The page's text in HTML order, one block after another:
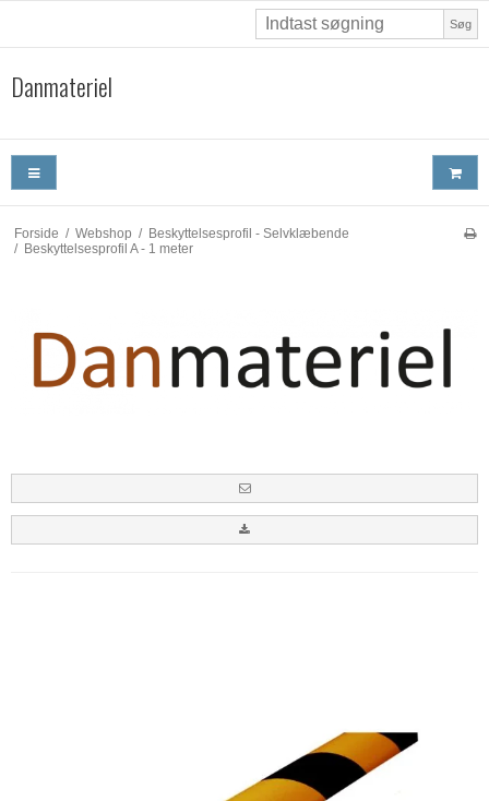
Søg
Danmateriel
Forside / Webshop / Beskyttelsesprofil - Selvklæbende
/ Beskyttelsesprofil A - 1 meter